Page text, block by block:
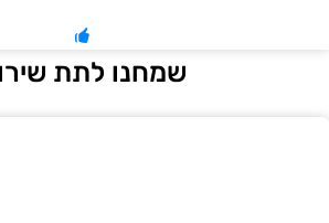
שמחנו לתת שירות